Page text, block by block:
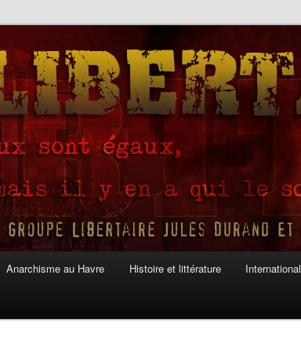
Anarchisme au Havre Histoire et littérature International